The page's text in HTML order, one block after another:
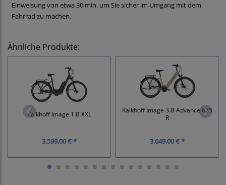
Einweisung von etwa 30 min. um Sie sicher im Umgang mit dem
Fahrrad zu machen.
Ähnliche Produkte:
Kalkhoff Image 1.B XXL
3.599,00 € *
Kalkhoff Image 3.B Advance 625
R
3.649,00 € *